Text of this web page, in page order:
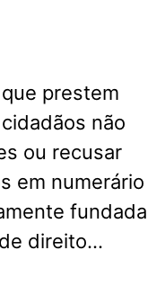
prestem
não
ou recusar
em numerário
fundada
direito…